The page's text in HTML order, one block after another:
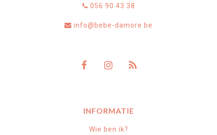
056 90 43 38
info@bebe-damore.be
INFORMATIE
Wie ben ik?